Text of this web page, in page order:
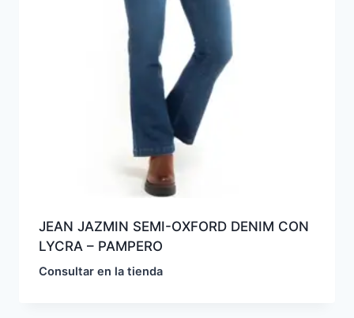
JEAN JAZMIN SEMI-OXFORD DENIM CON
LYCRA – PAMPERO
Consultar en la tienda